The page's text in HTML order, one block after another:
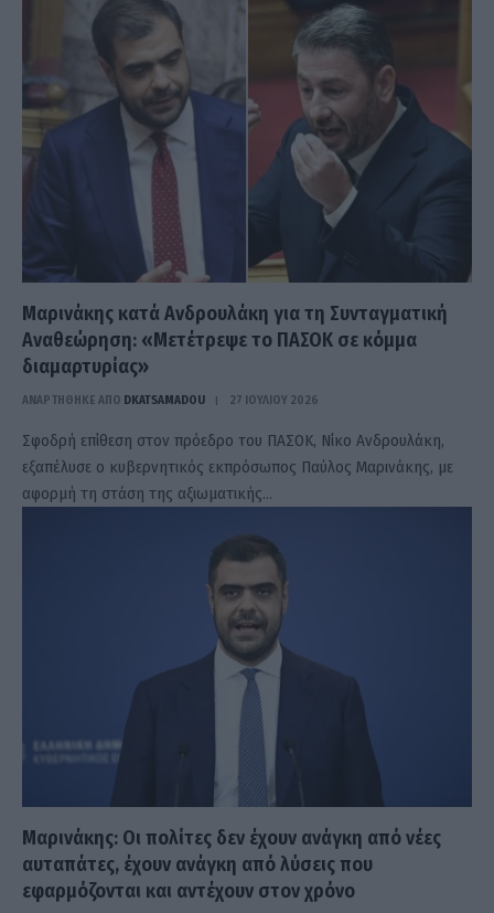
Μαρινάκης κατά Ανδρουλάκη για τη Συνταγματική
Αναθεώρηση: «Μετέτρεψε το ΠΑΣΟΚ σε κόμμα
διαμαρτυρίας»
ΑΝΑΡΤΗΘΗΚΕ ΑΠΟ DKATSAMADOU 27 ΙΟΥΛΊΟΥ 2026
Σφοδρή επίθεση στον πρόεδρο του ΠΑΣΟΚ, Νίκο Ανδρουλάκη,
εξαπέλυσε ο κυβερνητικός εκπρόσωπος Παύλος Μαρινάκης, με
αφορμή τη στάση της αξιωματικής…
Μαρινάκης: Οι πολίτες δεν έχουν ανάγκη από νέες
αυταπάτες, έχουν ανάγκη από λύσεις που
εφαρμόζονται και αντέχουν στον χρόνο